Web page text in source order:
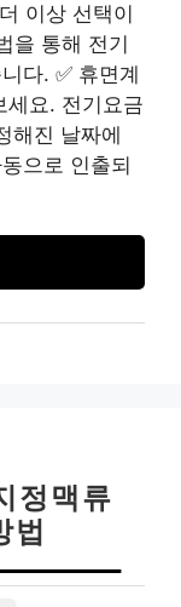
이상 선택이
을 통해 전기
다. ✅ 휴면계
세요. 전기요금
해진 날짜에
으로 인출되
정맥류
법